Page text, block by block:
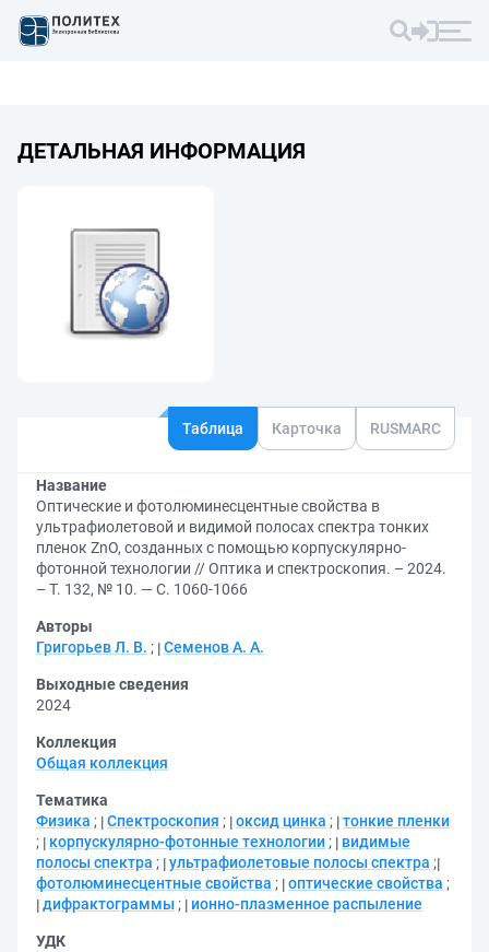
ДЕТАЛЬНАЯ ИНФОРМАЦИЯ
Таблица Карточка RUSMARC
Название
Оптические и фотолюминесцентные свойства в
ультрафиолетовой и видимой полосах спектра тонких
пленок ZnO, созданных с помощью корпускулярно-
фотонной технологии // Оптика и спектроскопия. – 2024.
– Т. 132, № 10. — С. 1060-1066
Авторы
Григорьев Л. В. ; Семенов А. А.
Выходные сведения
2024
Коллекция
Общая коллекция
Тематика
Физика ; Спектроскопия ; оксид цинка ; тонкие пленки
;
корпускулярно-фотонные технологии ;
видимые
полосы спектра ; ультрафиолетовые полосы спектра ;
фотолюминесцентные свойства ; оптические свойства ;
дифрактограммы ; ионно-плазменное распыление
УДК